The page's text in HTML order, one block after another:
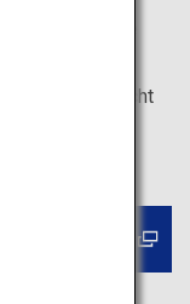
Gerichte
immer noch recht
großartige